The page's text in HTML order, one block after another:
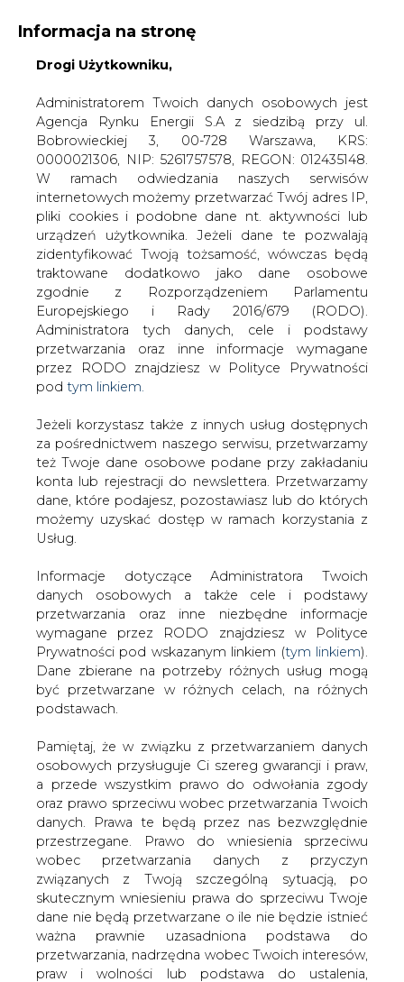
KONTAKT:
WYDAWCA PORTALU:
WYSOKI KONTRAST A A
ZALOGUJ SIĘ
WŁĄCZ CIRE.TV
Informacja na stronę
Drogi Użytkowniku,
Administratorem Twoich danych osobowych jest
Agencja Rynku Energii S.A z siedzibą przy ul.
Bobrowieckiej 3, 00-728 Warszawa, KRS:
0000021306, NIP: 5261757578, REGON: 012435148.
W ramach odwiedzania naszych serwisów
internetowych możemy przetwarzać Twój adres IP,
pliki cookies i podobne dane nt. aktywności lub
urządzeń użytkownika. Jeżeli dane te pozwalają
zidentyfikować Twoją tożsamość, wówczas będą
traktowane dodatkowo jako dane osobowe
zgodnie z Rozporządzeniem Parlamentu
Europejskiego i Rady 2016/679 (RODO).
Administratora tych danych, cele i podstawy
przetwarzania oraz inne informacje wymagane
przez RODO znajdziesz w Polityce Prywatności
pod tym linkiem.
Jeżeli korzystasz także z innych usług dostępnych
za pośrednictwem naszego serwisu, przetwarzamy
też Twoje dane osobowe podane przy zakładaniu
konta lub rejestracji do newslettera. Przetwarzamy
dane, które podajesz, pozostawiasz lub do których
możemy uzyskać dostęp w ramach korzystania z
Usług.
Informacje dotyczące Administratora Twoich
danych osobowych a także cele i podstawy
przetwarzania oraz inne niezbędne informacje
wymagane przez RODO znajdziesz w Polityce
Prywatności pod wskazanym linkiem (tym linkiem).
Dane zbierane na potrzeby różnych usług mogą
być przetwarzane w różnych celach, na różnych
podstawach.
Pamiętaj, że w związku z przetwarzaniem danych
osobowych przysługuje Ci szereg gwarancji i praw,
a przede wszystkim prawo do odwołania zgody
oraz prawo sprzeciwu wobec przetwarzania Twoich
danych. Prawa te będą przez nas bezwzględnie
przestrzegane. Prawo do wniesienia sprzeciwu
wobec przetwarzania danych z przyczyn
związanych z Twoją szczególną sytuacją, po
skutecznym wniesieniu prawa do sprzeciwu Twoje
dane nie będą przetwarzane o ile nie będzie istnieć
ważna prawnie uzasadniona podstawa do
przetwarzania, nadrzędna wobec Twoich interesów,
praw i wolności lub podstawa do ustalenia,
Strona główna
SERWIS INFORMACYJNY CIRE
/ BZE ma udziały w ZE Huty Katowice
2001-05-16 00:00
skomentuj
udostępnij:
BZE ma udziały w ZE Huty Katowice
Dziś nastąpi konwersja długów na
udziały w Zakładzie Energetycznym
Huty Katowice. W zamian za redukcję
około 100 mln zł zobowiązań 49 proc.
udziałów zakładu trafi do Będzińskiego
Zakładu Elektroenergetycznego.
Pozostały pakiet nadal będzie należał do HK. Konwersja
obejmuje zarówno stare długi jak i nowe.